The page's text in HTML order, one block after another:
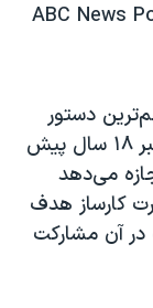
دستور
علیه تروریست‌ها است که از یازدهم سپتامبر ۱۸ سال پیش
می‌دهد
کارساز هدف
در آن مشارکت